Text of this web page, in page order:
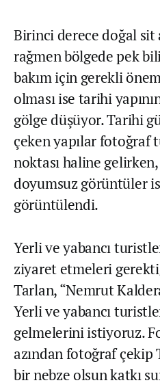
Birinci derece doğal sit
rağmen bölgede pek
bakım için gerekli
olması ise tarihi
gölge düşüyor. Tarihi
çeken yapılar fotoğraf
noktası haline
doyumsuz görüntüler
görüntülendi.
Yerli ve yabancı
ziyaret etmeleri
Tarlan, “Nemrut
Yerli ve yabancı
gelmelerini istiyoruz.
azından fotoğraf çekip
bir nebze olsun katkı